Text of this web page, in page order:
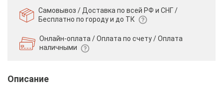
Самовывоз / Доставка по всей РФ и СНГ /
Бесплатно по городу и до ТК
Онлайн-оплата / Оплата по счету /Оплата
наличными
Описание